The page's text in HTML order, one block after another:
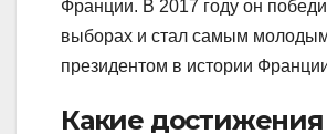
Франции. В 2017 году он
выборах и стал самым
президентом в истории
Какие достижения